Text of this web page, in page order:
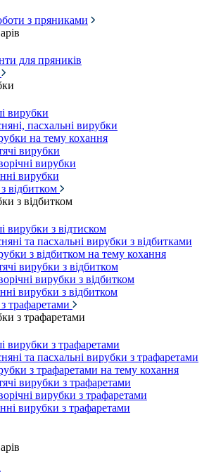
з пряниками
для пряників
вирубки
пасхальні вирубки
на тему кохання
вирубки
вирубки
вирубки
відбитком
з відбитком
вирубки з відтиском
та пасхальні вирубки з відбитками
з відбитком на тему кохання
вирубки з відбитком
вирубки з відбитком
вирубки з відбитком
трафаретами
з трафаретами
вирубки з трафаретами
та пасхальні вирубки з трафаретами
з трафаретами на тему кохання
вирубки з трафаретами
вирубки з трафаретами
вирубки з трафаретами